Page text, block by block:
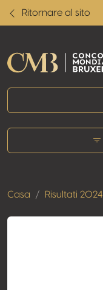
Ritornare al sito
Casa Risultati 2024